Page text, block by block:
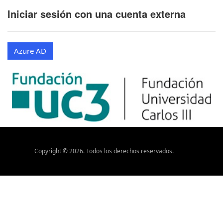
Iniciar sesión con una cuenta externa
Azure AD
Copyright ©2026. Todos los derechos reservados.